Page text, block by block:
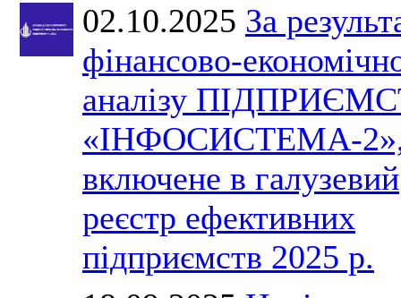
02.10.2025 За
фінансово-
аналізу
«ІНФОСИСТЕМА-2»,
включене в галузевий
реєстр ефективних
підприємств 2025 р.